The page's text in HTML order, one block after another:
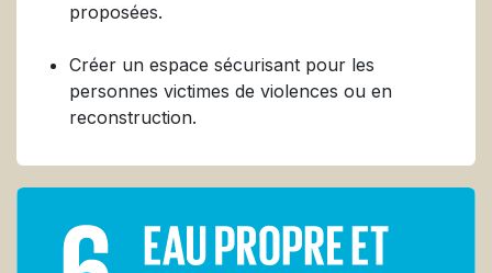
proposées.
Créer un espace sécurisant pour les
personnes victimes de violences ou en
reconstruction.